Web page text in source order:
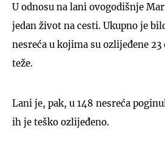
U odnosu na lani ovogodišnje
jedan život na cesti. Ukupno je
nesreća u kojima su ozlijeđene
teže.
Lani je, pak, u 148 nesreća
ih je teško ozlijeđeno.